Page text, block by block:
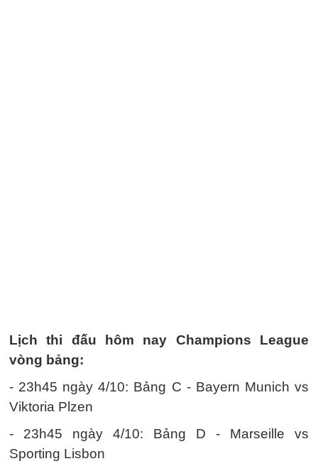
Lịch thi đấu hôm nay Champions League
vòng bảng:
- 23h45 ngày 4/10: Bảng C - Bayern Munich vs
Viktoria Plzen
- 23h45 ngày 4/10: Bảng D - Marseille vs
Sporting Lisbon